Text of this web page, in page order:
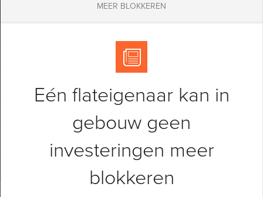
MEER BLOKKEREN
Eén flateigenaar kan in
gebouw geen
investeringen meer
blokkeren